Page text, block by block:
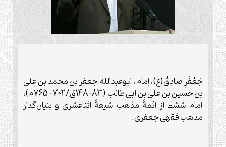
جَعْفَرِ صادِقْ(ع)، اِمام، ابوعبدالله جعفر بن محمد بن علی
بن حسين بن علی بن ابی طالب (83-148ق/702- 765م)،
امام ششم از ائمۀ مذهب شيعۀ اثناعشری و بنيان‌گذار
مذهب فقهی جعفری.